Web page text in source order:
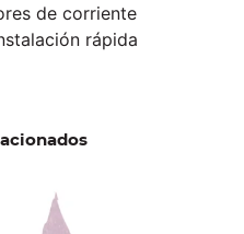
de corriente
rápida